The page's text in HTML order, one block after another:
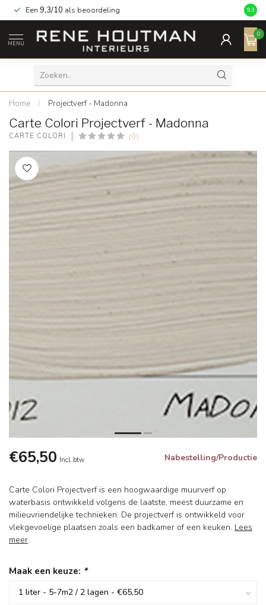
Een 9,3/10 als beoordeling 9.3
MENU
0
Home / Projectverf - Madonna
Carte Colori Projectverf - Madonna
CARTE COLORI (0)
€65,50 Incl. btw Nabestelling/Productie
Carte Colori Projectverf is een hoogwaardige muurverf op
waterbasis ontwikkeld volgens de laatste, meest duurzame en
milieuvriendelijke technieken. De projectverf is ontwikkeld voor
vlekgevoelige plaatsen zoals een badkamer of een keuken. Lees
meer.
Maak een keuze: *